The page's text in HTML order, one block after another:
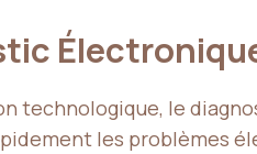
technologique, le
les problèmes